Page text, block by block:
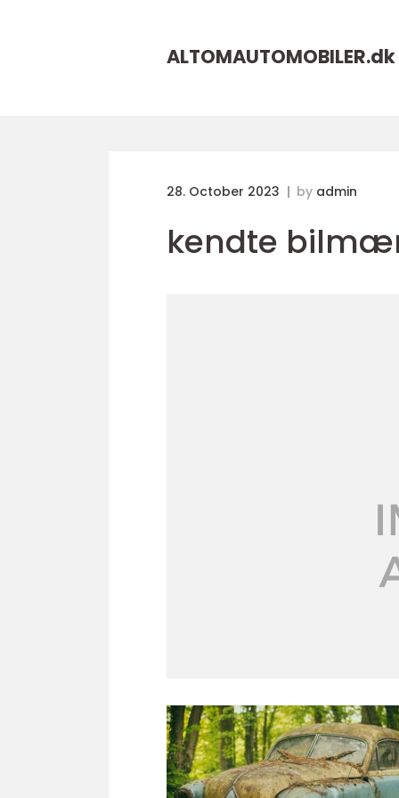
ALTOMAUTOMOBILER.dk
28. October 2023 by admin
kendte